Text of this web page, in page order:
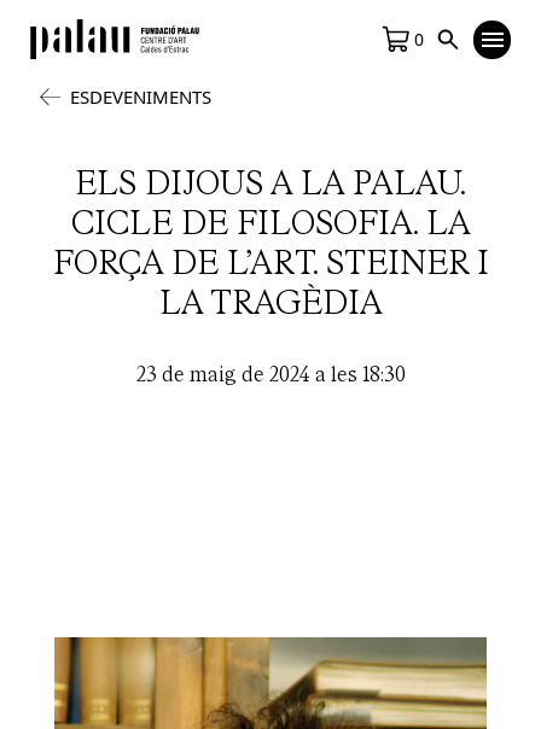
0
ESDEVENIMENTS
ELS DIJOUS A LA PALAU.
CICLE DE FILOSOFIA. LA
FORÇA DE L’ART. STEINER I
LA TRAGÈDIA
23 de maig de 2024 a les 18:30